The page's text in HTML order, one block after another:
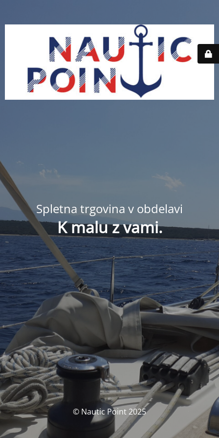
Spletna trgovina v obdelavi
K malu z vami.
© Nautic Point 2025